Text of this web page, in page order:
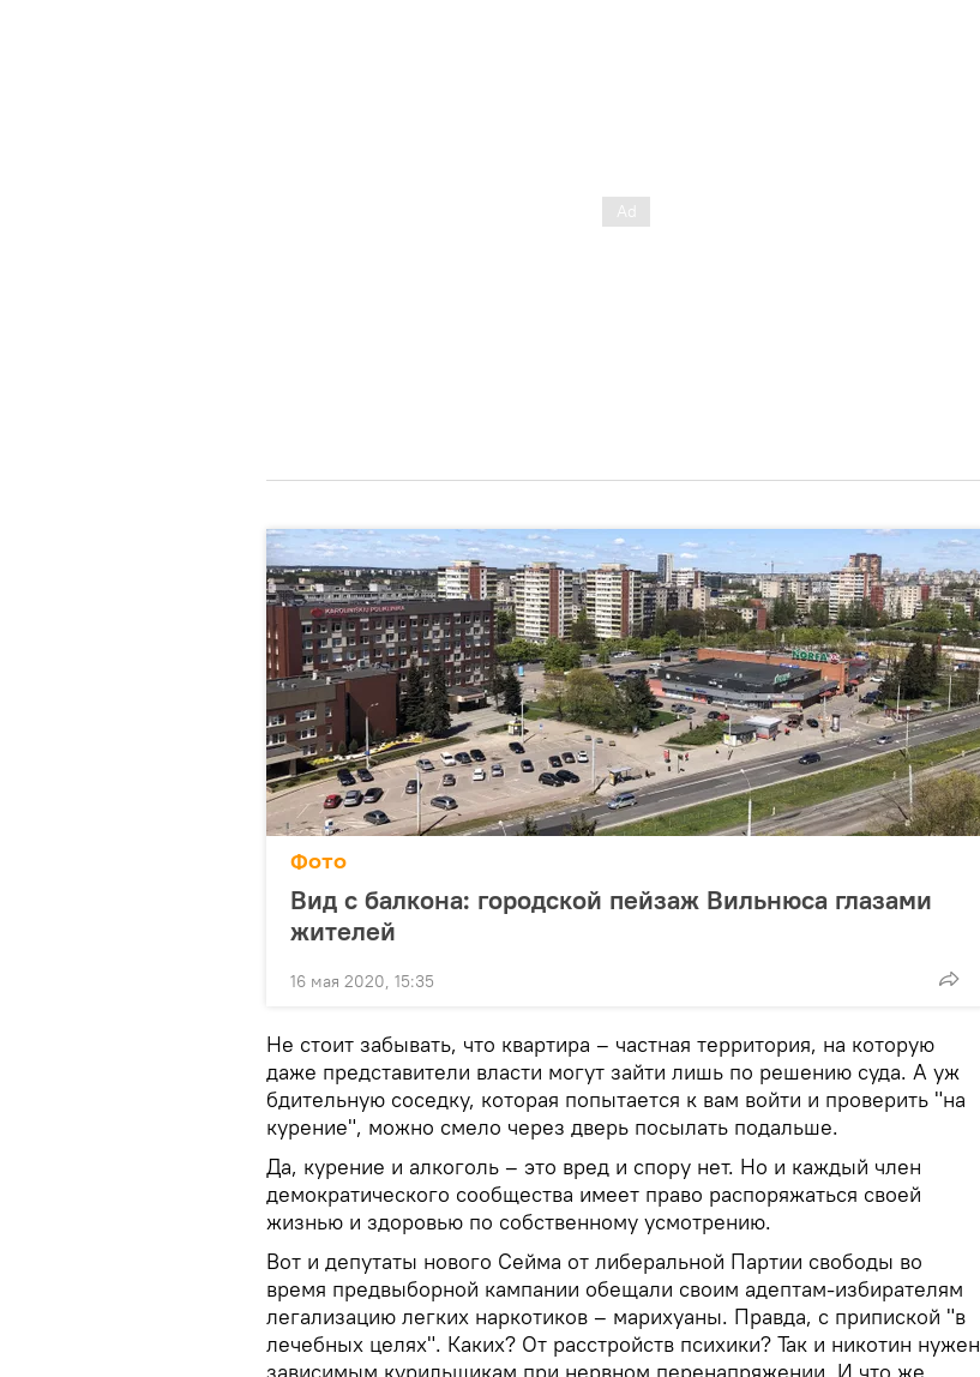
Фото
Вид с балкона: городской пейзаж Вильнюса глазами
жителей
16 мая 2020, 15:35
Не стоит забывать, что квартира – частная территория, на которую
даже представители власти могут зайти лишь по решению суда. А уж
бдительную соседку, которая попытается к вам войти и проверить "на
курение", можно смело через дверь посылать подальше.
Да, курение и алкоголь – это вред и спору нет. Но и каждый член
демократического сообщества имеет право распоряжаться своей
жизнью и здоровью по собственному усмотрению.
Вот и депутаты нового Сейма от либеральной Партии свободы во
время предвыборной кампании обещали своим адептам-избирателям
легализацию легких наркотиков – марихуаны. Правда, с припиской "в
лечебных целях". Каких? От расстройств психики? Так и никотин нужен